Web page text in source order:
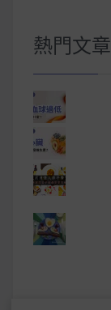
熱門文章